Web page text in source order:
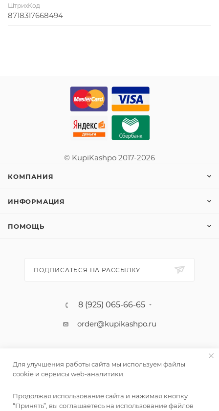
ШтрихКод
8718317668494
© KupiKashpo 2017-2026
КОМПАНИЯ
ИНФОРМАЦИЯ
ПОМОЩЬ
ПОДПИСАТЬСЯ НА РАССЫЛКУ
8 (925) 065-66-65
order@kupikashpo.ru
Для улучшения работы сайта мы используем файлы
cookie и сервисы web-аналитики.
Продолжая использование сайта и нажимая кнопку
“Принять”, вы соглашаетесь на использование файлов